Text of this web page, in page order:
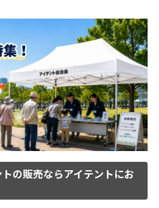
の販売ならアイテントにお